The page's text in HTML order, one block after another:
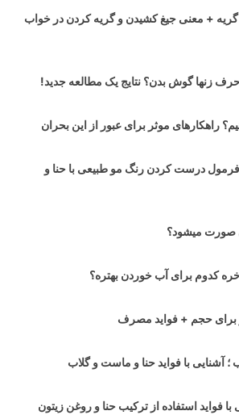
+ معنی جیغ کشیدن و گریه کردن در خواب
حرف زنها گوش بدن؟ نتایج یک مطالعه جدید!
راهکارهای موثر برای عبور از این بحران
فرمول درست کردن رنگ مو طبیعی با حنا و
صورت میشود؟
کدوم برای آب خوردن بهتره؟
برای حجم + فواید مصرف
آشنایی با فواید حنا و ماست و گلاب
فواید استفاده از ترکیب حنا و روغن زیتون